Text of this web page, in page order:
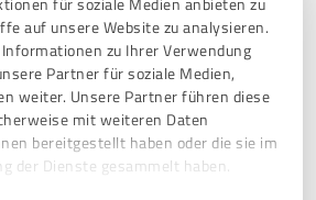
auf unsere Website zu analysieren.
zu Ihrer Verwendung
Partner für soziale Medien,
weiter. Unsere Partner führen diese
mit weiteren Daten
bereitgestellt haben oder die sie im
der Dienste gesammelt haben.
einen Koffer im
lassen (ja, ich weiß: schön blöd).
anzunehmen (nach einem langen
ein fremdes,spanisch sprechendes
was er jetzt machen soll und
müssten in das Hotel.
geregelt, hier hätte ich